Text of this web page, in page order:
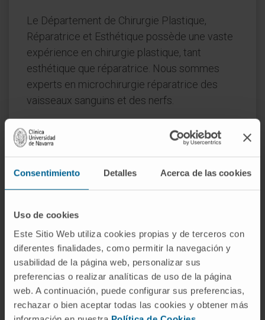
Consentimiento Detalles Acerca de las cookies
Uso de cookies
Este Sitio Web utiliza cookies propias y de terceros con
diferentes finalidades, como permitir la navegación y
usabilidad de la página web, personalizar sus
preferencias o realizar analíticas de uso de la página
web. A continuación, puede configurar sus preferencias,
rechazar o bien aceptar todas las cookies y obtener más
Le Département de Chirurgie Plastique,
Réparatrice et Esthétique possède une vaste
expérience en chirurgie plastique, tant
esthétique que réparatrice. Nous sommes
experts en microchirurgie réparatrice des
vaisseaux sanguins et des nerfs.
et de microscopes puissants qui permettent
de proposer des traitements complets avec
une garantie de qualité et une sécurité totale
pour tout type de solution dont vous pouvez
Chirurgie reconstructrice
Paralysie faciale.
Reconstruction mammaire.
Tête et cou.
Anomalies vasculaires.
Cranio-facial.